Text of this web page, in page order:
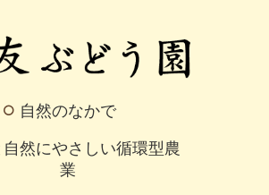
自然のなかで
然にやさしい循環型農
業